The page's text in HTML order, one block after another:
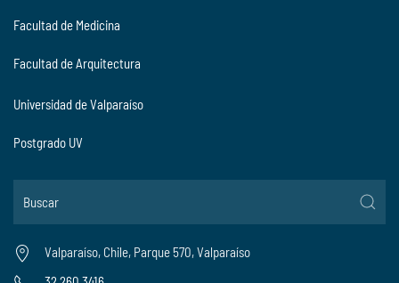
Facultad de Medicina
Facultad de Arquitectura
Universidad de Valparaíso
Postgrado UV
Valparaíso, Chile, Parque 570, Valparaíso